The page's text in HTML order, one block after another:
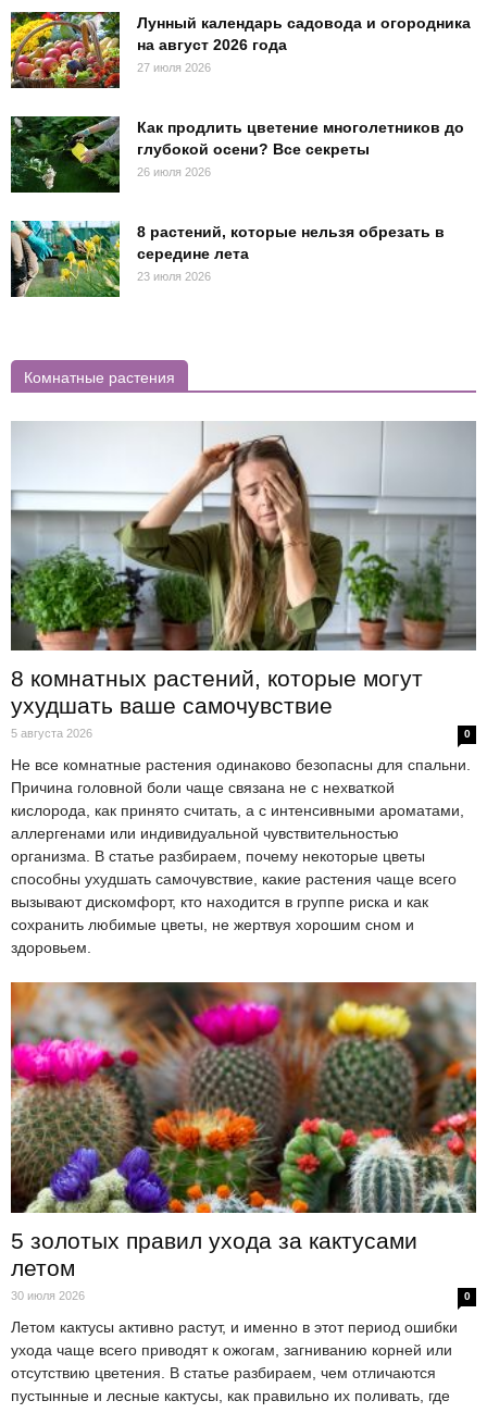
Лунный календарь садовода и огородника
на август 2026 года
27 июля 2026
Как продлить цветение многолетников до
глубокой осени? Все секреты
26 июля 2026
8 растений, которые нельзя обрезать в
середине лета
23 июля 2026
Комнатные растения
8 комнатных растений, которые могут
ухудшать ваше самочувствие
5 августа 2026 0
Не все комнатные растения одинаково безопасны для спальни.
Причина головной боли чаще связана не с нехваткой
кислорода, как принято считать, а с интенсивными ароматами,
аллергенами или индивидуальной чувствительностью
организма. В статье разбираем, почему некоторые цветы
способны ухудшать самочувствие, какие растения чаще всего
вызывают дискомфорт, кто находится в группе риска и как
сохранить любимые цветы, не жертвуя хорошим сном и
здоровьем.
5 золотых правил ухода за кактусами
летом
30 июля 2026 0
Летом кактусы активно растут, и именно в этот период ошибки
ухода чаще всего приводят к ожогам, загниванию корней или
отсутствию цветения. В статье разбираем, чем отличаются
пустынные и лесные кактусы, как правильно их поливать, где